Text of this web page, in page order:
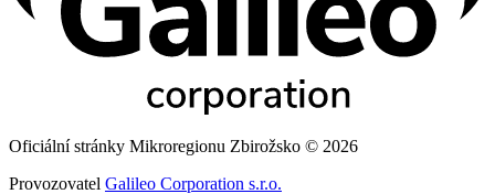
Oficiální stránky Mikroregionu Zbirožsko © 2026
Provozovatel Galileo Corporation s.r.o.